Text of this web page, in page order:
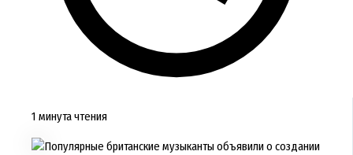
1 минута чтения
Популярные британские музыканты объявили о создании